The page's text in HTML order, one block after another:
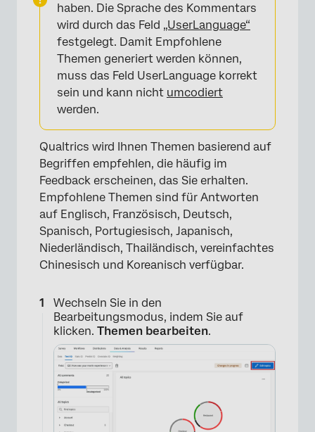
×
haben. Die Sprache des Kommentars
wird durch das Feld „UserLanguage“
festgelegt. Damit Empfohlene
Themen generiert werden können,
muss das Feld UserLanguage korrekt
sein und kann nicht umcodiert
werden.
Qualtrics wird Ihnen Themen basierend auf
Begriffen empfehlen, die häufig im
Feedback erscheinen, das Sie erhalten.
Empfohlene Themen sind für Antworten
auf Englisch, Französisch, Deutsch,
Spanisch, Portugiesisch, Japanisch,
Niederländisch, Thailändisch, vereinfachtes
Chinesisch und Koreanisch verfügbar.
Wechseln Sie in den
Bearbeitungsmodus, indem Sie auf
klicken. Themen bearbeiten.